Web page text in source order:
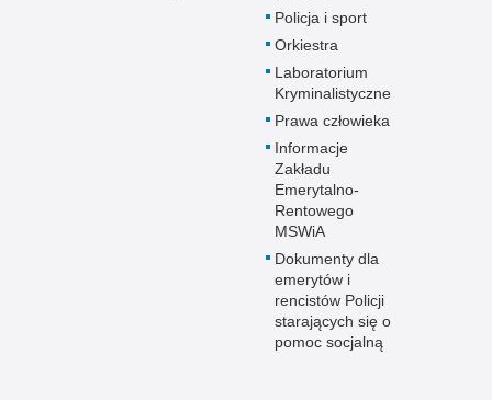
Policja i sport
Orkiestra
Laboratorium
Kryminalistyczne
Prawa człowieka
Informacje
Zakładu
Emerytalno-
Rentowego
MSWiA
Dokumenty dla
emerytów i
rencistów Policji
starających się o
pomoc socjalną